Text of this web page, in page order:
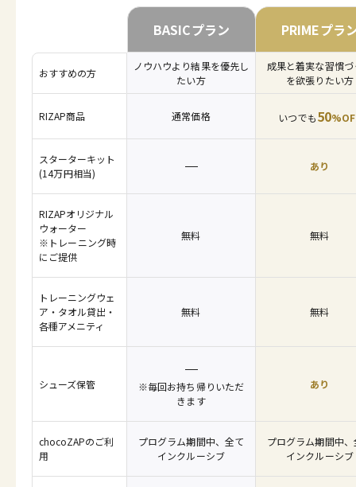
BASICプラン PRIMEプラ
おすすめの方
ノウハウより結果を優先し
たい方
成果と着実な習慣
を欲張りたい方
RIZAP商品 通常価格 いつでも50
スターターキット
(14万円相当)
あり
RIZAPオリジナル
ウォーター
※トレーニング時
にご提供
無料 無料
トレーニングウェ
ア・タオル貸出・
各種アメニティ
無料 無料
シューズ保管
※毎回お持ち帰りいただ
きます
あり
chocoZAPのご利
用
プログラム期間中、全て
インクルーシブ
プログラム期間中
インクルーシブ